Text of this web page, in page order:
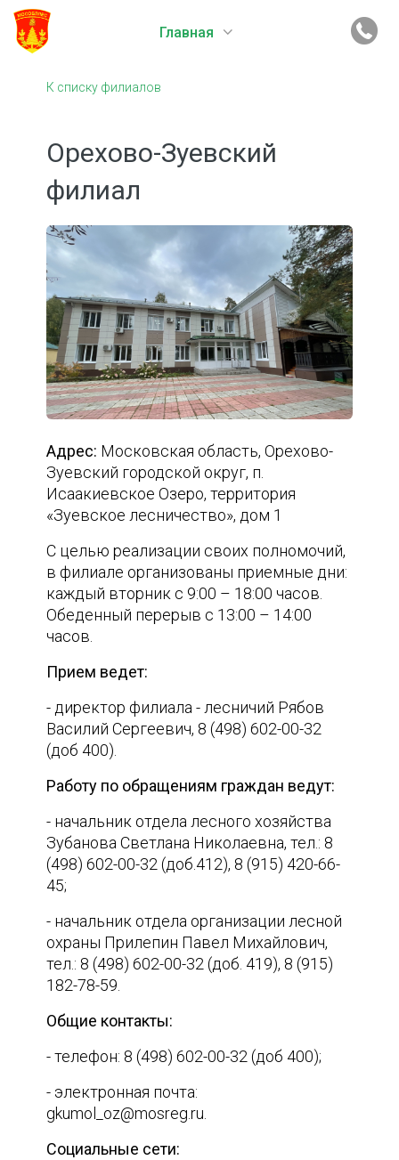
Главная
К списку филиалов
Орехово-Зуевский
филиал
Адрес: Московская область, Орехово-
Зуевский городской округ, п.
Исаакиевское Озеро, территория
«Зуевское лесничество», дом 1
С целью реализации своих полномочий,
в филиале организованы приемные дни:
каждый вторник с 9:00 – 18:00 часов.
Обеденный перерыв с 13:00 – 14:00
часов.
Прием ведет:
- директор филиала - лесничий Рябов
Василий Сергеевич, 8 (498) 602-00-32
(доб 400).
Работу по обращениям граждан ведут:
- начальник отдела лесного хозяйства
Зубанова Светлана Николаевна, тел.: 8
(498) 602-00-32 (доб.412), 8 (915) 420-66-
45;
- начальник отдела организации лесной
охраны Прилепин Павел Михайлович,
тел.: 8 (498) 602-00-32 (доб. 419), 8 (915)
182-78-59.
Общие контакты:
- телефон: 8 (498) 602-00-32 (доб 400);
- электронная почта:
gkumol_oz@mosreg.ru.
Социальные сети: